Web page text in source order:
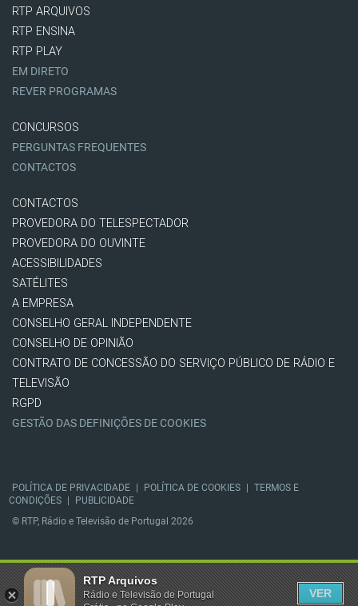
RTP ARQUIVOS
RTP ENSINA
RTP PLAY
EM DIRETO
REVER PROGRAMAS
CONCURSOS
PERGUNTAS FREQUENTES
CONTACTOS
CONTACTOS
PROVEDORA DO TELESPECTADOR
PROVEDORA DO OUVINTE
ACESSIBILIDADES
SATÉLITES
A EMPRESA
CONSELHO GERAL INDEPENDENTE
CONSELHO DE OPINIÃO
CONTRATO DE CONCESSÃO DO SERVIÇO PÚBLICO DE RÁDIO E
TELEVISÃO
RGPD
GESTÃO DAS DEFINIÇÕES DE COOKIES
POLÍTICA DE PRIVACIDADE POLÍTICA DE COOKIES
TERMOS E
CONDIÇÕES
PUBLICIDADE
© RTP, Rádio e Televisão de Portugal 2026
RTP Arquivos
Rádio e Televisão de Portugal
VER